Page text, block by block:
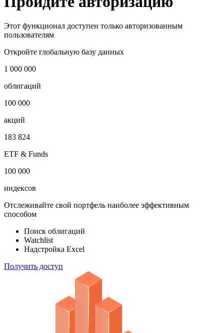
Запросить доступ
Пройдите авторизацию
пользователям
Откройте глобальную базу данных
1 000 000
облигаций
100 000
акций
183 824
ETF & Funds
100 000
Отслеживайте свой портфель наиболее эффективным
способом
Поиск облигаций
Надстройка Excel
Получить доступ